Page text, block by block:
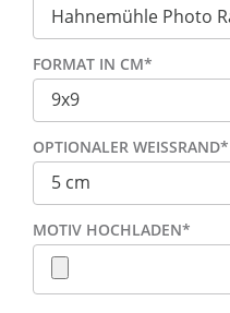
FORMAT IN CM*
OPTIONALER WEISSRAND *
MOTIV HOCHLADEN*